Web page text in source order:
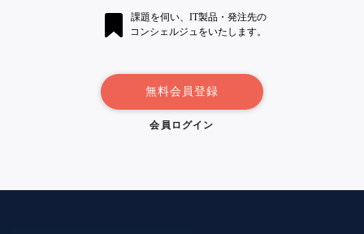
課題を伺い、IT製品・発注先の
コンシェルジュをいたします。
無料会員登録
会員ログイン